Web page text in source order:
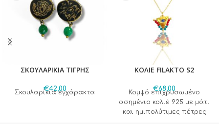
ΣΚΟΥΛΑΡΙΚΙΑ ΤΙΓΡΗΣ
€42,00
Σκουλαρίκια εγχάρακτα
ΚΟΛΙΕ FILAKTO S2
€68,00
Κομψό επιχρυσωμένο
ασημένιο κολιέ 925 με μάτι
και ημιπολύτιμες πέτρες